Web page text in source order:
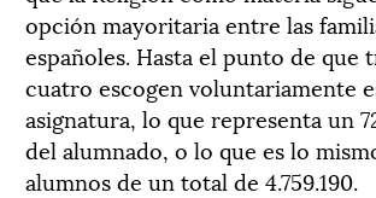
opción mayoritaria entre las
españoles. Hasta el punto de que
cuatro escogen voluntariamente
asignatura, lo que representa un
del alumnado, o lo que es lo
alumnos de un total de 4.759.190.